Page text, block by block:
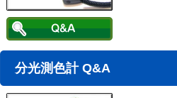
分光測色計 Q&A